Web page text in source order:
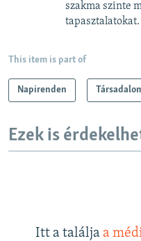
szakma szinte
tapasztalatokat.
This item is part of
Napirenden
Ezek is
Itt a találja a